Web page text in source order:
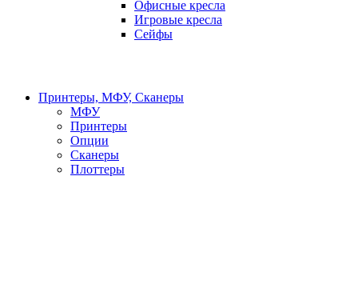
Офисные кресла
Игровые кресла
Сейфы
Принтеры, МФУ, Сканеры
МФУ
Принтеры
Опции
Сканеры
Плоттеры